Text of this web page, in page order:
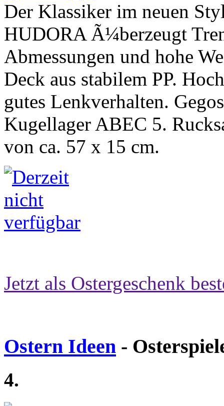
Der Klassiker im neuen
HUDORA Ã¼berzeugt
Abmessungen und hohe
Deck aus stabilem PP.
gutes Lenkverhalten.
Kugellager ABEC 5.
von ca. 57 x 15 cm.
Jetzt als Ostergeschenk
Ostern Ideen -
4.